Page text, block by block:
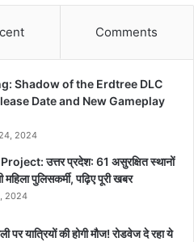
Comments
Shadow of the Erdtree DLC
Date and New Gameplay
2024
उत्तर प्रदेश: 61 असुरक्षित स्थानों
महिला पुलिसकर्मी, पढ़िए पूरी खबर
2024
पर यात्रियों की होगी मौज! रोडवेज दे रहा ये